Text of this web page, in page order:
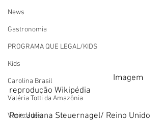
News
Gastronomia
PROGRAMA QUE LEGAL/KIDS
Kids
Carolina Brasil
Valéria Totti da Amazônia
Variedades
                                                   Imagem
reprodução Wikipédia
Por: Juliana Steuernagel/ Reino Unido